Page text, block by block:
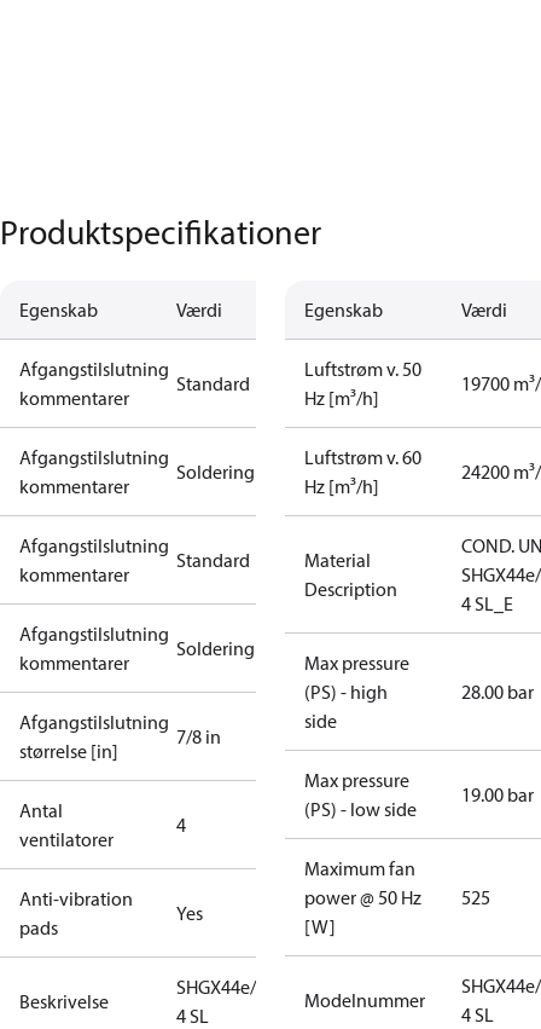
Produktspecifikationer
Egenskab Værdi
Afgangstilslutning
kommentarer
Standard
Afgangstilslutning
kommentarer
Soldering
Afgangstilslutning
kommentarer
Standard
Afgangstilslutning
kommentarer
Soldering
Afgangstilslutning
størrelse [in]
7/8 in
Antal
ventilatorer
4
Anti-vibration
pads
Yes
Beskrivelse
SHGX44e/475-
4 SL
Egenskab Værdi
Luftstrøm v. 50
Hz [m³/h]
19700
Luftstrøm v. 60
Hz [m³/h]
24200
Material
Description
COND.
4 SL_E
Max pressure
(PS) - high
side
28.00 bar
Max pressure
(PS) - low side
19.00 bar
Maximum fan
power @ 50 Hz
[W]
525
Modelnummer
4 SL